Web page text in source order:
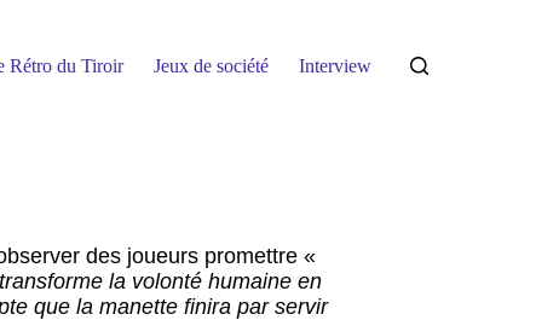
Rétro du Tiroir Jeux de société Interview
des joueurs promettre «
la volonté humaine en
que la manette finira par servir